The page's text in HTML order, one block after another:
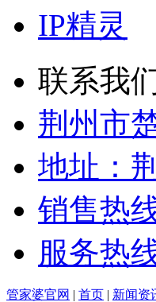
IP精灵
联系我
荆州市
地址：
销售热
服务热
管家婆官网 | 首页 | 新闻资